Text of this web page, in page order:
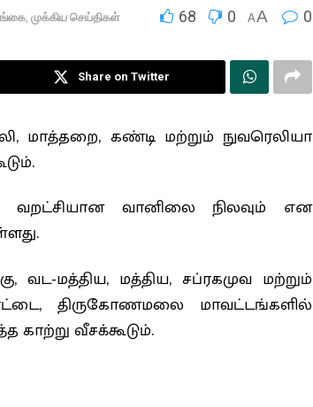
முக்கிய செய்திகள் 68 0 AA 0
Share on Twitter
மாத்தறை, கண்டி மற்றும் நுவரெலியா
வறட்சியான வானிலை நிலவும் என
வட-மத்திய, மத்திய, சப்ரகமுவ மற்றும்
திருகோணமலை மாவட்டங்களில்
காற்று வீசக்கூடும்.